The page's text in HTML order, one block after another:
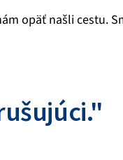
opäť našli cestu.